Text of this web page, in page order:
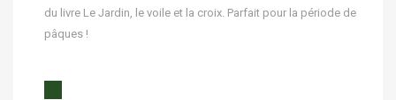
du livre Le Jardin, le voile et la croix. Parfait pour la période de
pâques !